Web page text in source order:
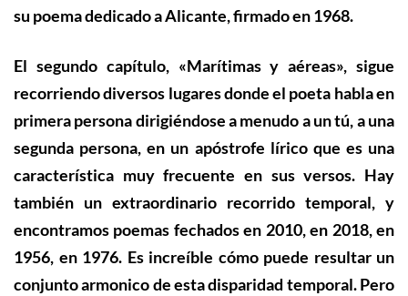
su poema dedicado a Alicante, firmado en 1968.
El segundo capítulo, «Marítimas y aéreas», sigue
recorriendo diversos lugares donde el poeta habla en
primera persona dirigiéndose a menudo a un tú, a una
segunda persona, en un apóstrofe lírico que es una
característica muy frecuente en sus versos. Hay
también un extraordinario recorrido temporal, y
encontramos poemas fechados en 2010, en 2018, en
1956, en 1976. Es increíble cómo puede resultar un
conjunto armonico de esta disparidad temporal. Pero